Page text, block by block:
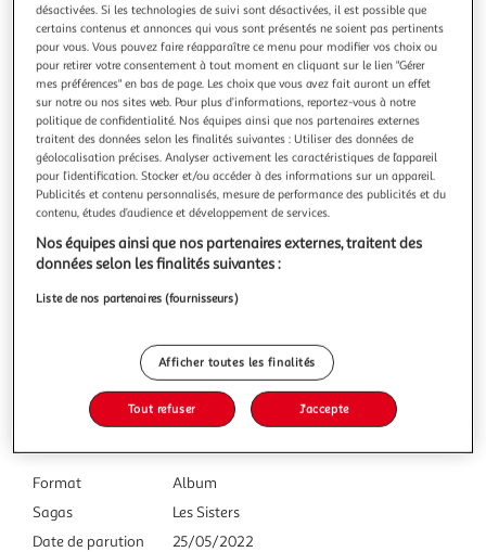
LES SISTERS TOME 13 : KRO D'LA CHANCE !, Cazenove
Christophe
Les deux tornades font souffler un vent de folie sur la BD !
Marine a une nouvelle lubie. Elle s'est mise en tête de
mettre le sort à rude épreuve. Elle se lance dans la quête
du trèfle à quatre feuilles afin de vérifier si oui ou non elle
a de la chance. De son côté, Wendy semble ne plus en avoir.
En savoir +
Vous voulez connaître le prix de ce produit ?
Afficher le prix
Caractéristiques
Format
Album
Sagas
Les Sisters
Date de parution
25/05/2022
désactivées. Si les technologies de suivi sont désactivées, il est possible que
certains contenus et annonces qui vous sont présentés ne soient pas pertinents
pour vous. Vous pouvez faire réapparaître ce menu pour modifier vos choix ou
pour retirer votre consentement à tout moment en cliquant sur le lien "Gérer
mes préférences" en bas de page. Les choix que vous avez fait auront un effet
sur notre ou nos sites web. Pour plus d’informations, reportez-vous à notre
politique de confidentialité. Nos équipes ainsi que nos partenaires externes
traitent des données selon les finalités suivantes : Utiliser des données de
géolocalisation précises. Analyser activement les caractéristiques de l’appareil
pour l’identification. Stocker et/ou accéder à des informations sur un appareil.
Publicités et contenu personnalisés, mesure de performance des publicités et du
contenu, études d’audience et développement de services.
Nos équipes ainsi que nos partenaires externes, traitent des
données selon les finalités suivantes :
Liste de nos partenaires (fournisseurs)
Afficher toutes les finalités
Tout refuser J'accepte